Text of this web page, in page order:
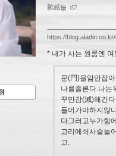
雜感들
https://
* 내가 사는 원룸엔
문(門)을암만잡
나를졸른다.나는
꾸만감(減)해간
들어가야하지않
다그러고누가힘
고리에쇠사슬늘
고. - 이상,